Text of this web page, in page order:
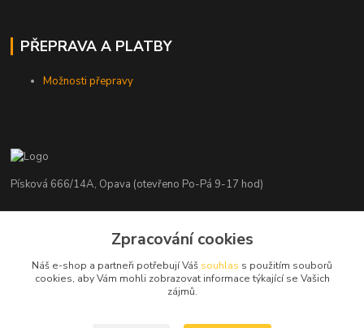
PŘEPRAVA A PLATBY
Možnosti přepravy
Písková 666/14A, Opava (otevřeno Po-Pá 9-17 hod)
+420 776 839 986
info@nosice.com
Zpracování cookies
Náš e-shop a partneři potřebují Váš souhlas s použitím souborů
cookies, aby Vám mohli zobrazovat informace týkající se Vašich
zájmů.